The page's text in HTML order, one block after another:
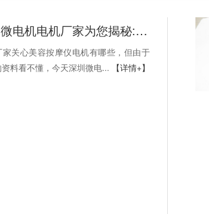
深圳微电机电机厂家为您揭秘:美容按摩仪电机有哪些
家关心美容按摩仪电机有哪些，但由于
料看不懂，今天深圳微电...
【详情+】